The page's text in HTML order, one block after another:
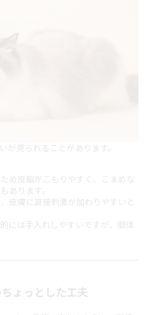
が見られることがあります。
め皮脂がこもりやすく、こまめな
あります。
皮膚に直接刺激が加わりやすいと
には手入れしやすいですが、個体
ょっとした工夫